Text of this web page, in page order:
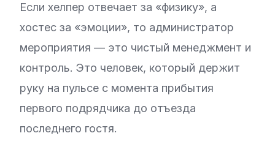
Если хелпер отвечает за «физику», а
хостес за «эмоции», то администратор
мероприятия — это чистый менеджмент и
контроль. Это человек, который держит
руку на пульсе с момента прибытия
первого подрядчика до отъезда
последнего гостя.